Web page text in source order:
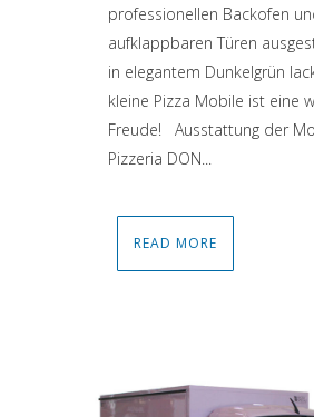
professionellen Backofen
aufklappbaren Türen
in elegantem Dunkelgrün
kleine Pizza Mobile ist eine
Freude! Ausstattung der
Pizzeria DON...
READ MORE